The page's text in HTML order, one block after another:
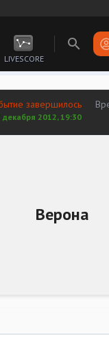
LIVESCORE
завершилось
декабря 2012, 19:30
Верона